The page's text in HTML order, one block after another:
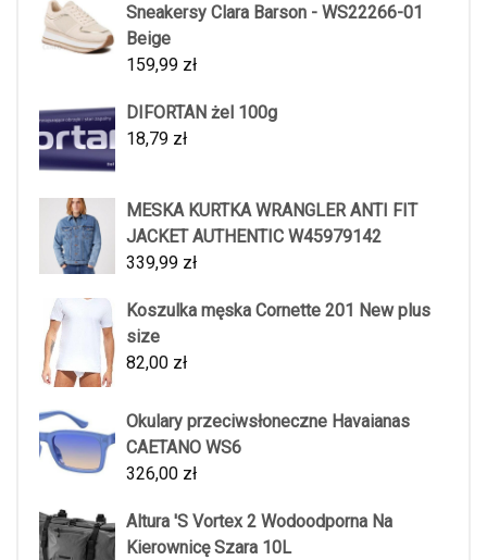
Sneakersy Clara Barson - WS22266-01
Beige
159,99 zł
DIFORTAN żel 100g
18,79 zł
MESKA KURTKA WRANGLER ANTI FIT
JACKET AUTHENTIC W45979142
339,99 zł
Koszulka męska Cornette 201 New plus
size
82,00 zł
Okulary przeciwsłoneczne Havaianas
CAETANO WS6
326,00 zł
Altura 'S Vortex 2 Wodoodporna Na
Kierownicę Szara 10L